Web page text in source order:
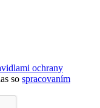
ochrany
so spracovaním